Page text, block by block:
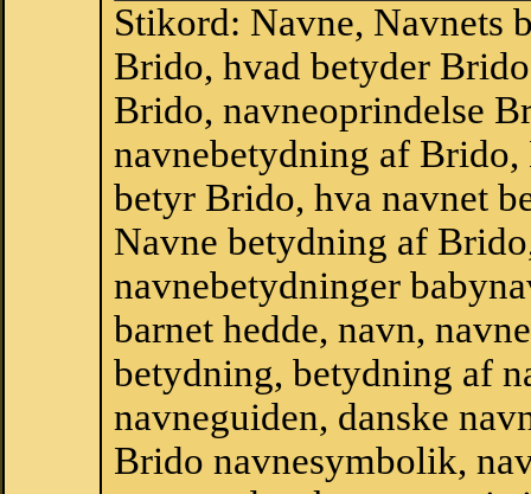
Stikord: Navne, Navnets
Brido, hvad betyder
Brido, navneoprindelse
navnebetydning af
betyr Brido, hva navnet
Navne betydning af
navnebetydninger
barnet hedde, navn,
betydning, betydning af
navneguiden, danske
Brido navnesymbolik,